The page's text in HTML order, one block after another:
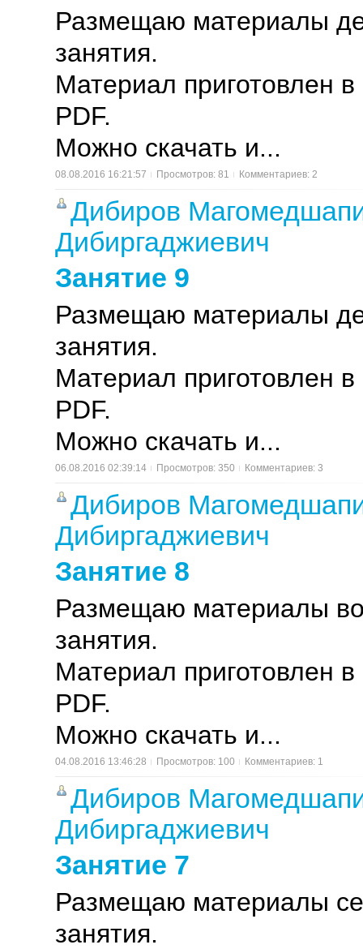
Размещаю материалы
занятия.
Материал приготовлен
PDF.
Можно скачать и...
08.08.2016 16:21:57 Просмотров: 81 Комментариев: 2
Дибиров
Дибиргаджиевич
Занятие 9
Размещаю материалы
занятия.
Материал приготовлен
PDF.
Можно скачать и...
06.08.2016 02:39:14 Просмотров: 350 Комментариев: 3
Дибиров
Дибиргаджиевич
Занятие 8
Размещаю материалы
занятия.
Материал приготовлен
PDF.
Можно скачать и...
04.08.2016 13:46:28 Просмотров: 100 Комментариев: 1
Дибиров
Дибиргаджиевич
Занятие 7
Размещаю материалы
занятия.